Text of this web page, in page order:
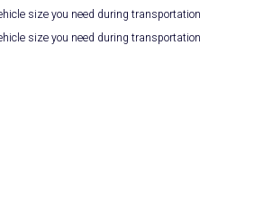
size you need during transportation
size you need during transportation